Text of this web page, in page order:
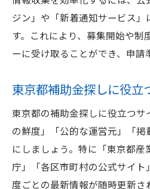
ジン」や「新着通知サービス」
す。これにより、募集開始や制
ーに受け取ることができ、申請
東京都補助金探しに役立
東京都の補助金探しに役立つサ
の鮮度」「公的な運営元」「掲
にしましょう。特に「東京都産
庁」「各区市町村の公式サイト
度ごとの最新情報が随時更新さ